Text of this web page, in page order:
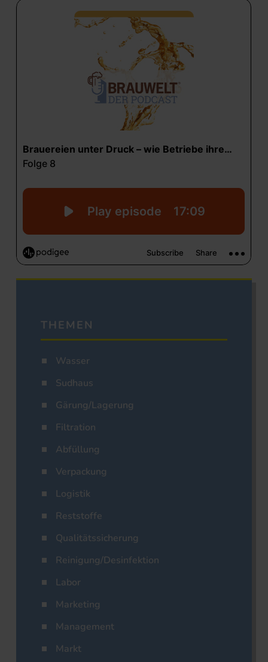
THEMEN
Wasser
Sudhaus
Gärung/Lagerung
Filtration
Abfüllung
Verpackung
Logistik
Reststoffe
Qualitätssicherung
Reinigung/Desinfektion
Labor
Marketing
Management
Markt